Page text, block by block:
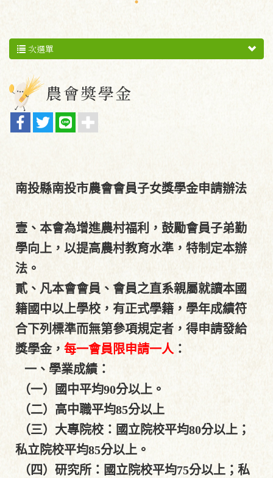
次選單
農會獎學金
南投縣南投市農會會員子女獎學金申請辦法
壹、本會為增進農村福利，鼓勵會員子弟勤
學向上，以提高農村教育水準，特制定本辦
法。
貳、凡本會會員、會員之直系親屬就讀本國
籍國中以上學校，有正式學籍，學年成績符
合下列標準而無第參項規定者，得申請發給
獎學金， 每一會員限申請一人 ：
一、學業成績：
（一）國中平均90分以上。
（二）高中職平均85分以上
（三）大專院校：國立院校平均80分以上；
私立院校平均85分以上。
（四）研究所：國立院校平均75分以上；私